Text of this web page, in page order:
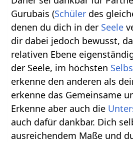
Gurubais (Schüler des
denen du dich in der Seele
dir dabei jedoch bewusst,
relativen Ebene
der Seele, im höchsten
erkenne den anderen als
erkenne das Gemeinsame
Erkenne aber auch die
auch dafür dankbar. Dich
ausreichendem Maße und